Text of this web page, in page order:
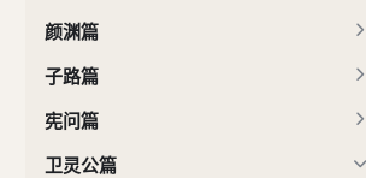
颜渊篇
子路篇
宪问篇
卫灵公篇